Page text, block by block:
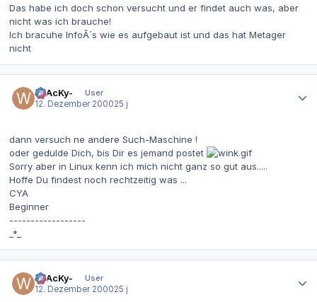
Das habe ich doch schon versucht und er findet auch was, aber
nicht was ich brauche!
Ich bracuhe InfoÂ´s wie es aufgebaut ist und das hat Metager
nicht
-wAcKy-
User
12. Dezember 200025 j
dann versuch ne andere Such-Maschine !
oder gedulde Dich, bis Dir es jemand postet
Sorry aber in Linux kenn ich mich nicht ganz so gut aus.....
Hoffe Du findest noch rechtzeitig was ...
CYA
Beginner
------------------
_*_
-wAcKy-
User
12. Dezember 200025 j